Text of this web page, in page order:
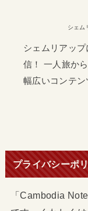
シェム
シェムリアッ
信！ 一人旅か
幅広いコンテ
プライバシーポ
「Cambodia